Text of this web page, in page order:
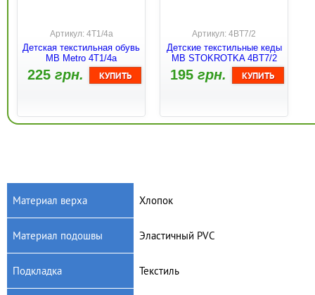
Артикул: 4Т1/4а
Детская текстильная обувь
MB Metro 4T1/4a
225грн.
Артикул: 4BT7/2
Детские текстильные кеды
МB STOKROTKA 4BT7/2
195грн.
MB GUMIS 3T1/1a
195грн.
МB STOKROTKA 4BT8/3a
Материал верха Хлопок
Материал подошвы Эластичный PVC
Подкладка Текстиль